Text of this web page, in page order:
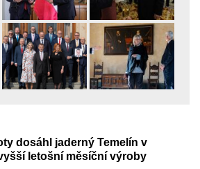
dosáhl jaderný Temelín v
letošní měsíční výroby